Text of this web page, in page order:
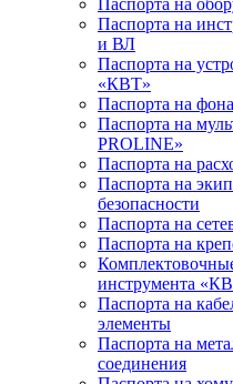
Паспорта на
Паспорта на
и ВЛ
Паспорта на
«КВТ»
Паспорта на
Паспорта на
PROLINE»
Паспорта на
Паспорта на
безопасности
Паспорта на
Паспорта на
инструмента
Паспорта на
элементы
Паспорта на
соединения